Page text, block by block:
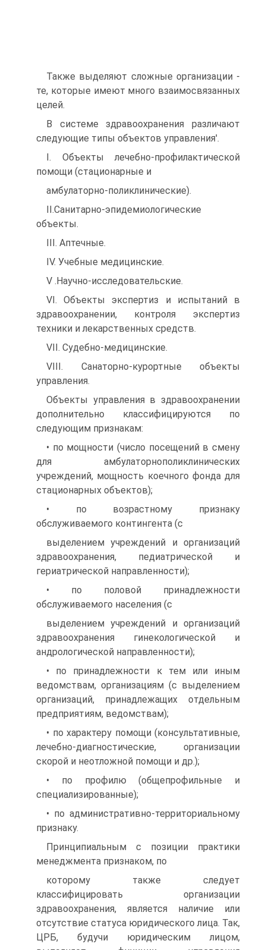
Также выделяют сложные организации -
те, которые имеют много взаимосвязанных
целей.
В системе здравоохранения различают
следующие типы объектов управления'.
I. Объекты лечебно-профилактической
помощи (стационарные и
амбулаторно-поликлинические).
II.Санитарно-эпидемиологические
объекты.
III. Аптечные.
IV. Учебные медицинские.
V .Научно-исследовательские.
VI. Объекты экспертиз и испытаний в
здравоохранении, контроля экспертиз
техники и лекарственных средств.
VII. Судебно-медицинские.
VIII. Санаторно-курортные объекты
управления.
Объекты управления в здравоохранении
дополнительно классифицируются по
следующим признакам:
• по мощности (число посещений в смену
для амбулаторнополиклинических
учреждений, мощность коечного фонда для
стационарных объектов);
• по возрастному признаку
обслуживаемого контингента (с
выделением учреждений и организаций
здравоохранения, педиатрической и
гериатрической направленности);
• по половой принадлежности
обслуживаемого населения (с
выделением учреждений и организаций
здравоохранения гинекологической и
андрологической направленности);
• по принадлежности к тем или иным
ведомствам, организациям (с выделением
организаций, принадлежащих отдельным
предприятиям, ведомствам);
• по характеру помощи (консультативные,
лечебно-диагностические, организации
скорой и неотложной помощи и др.);
• по профилю (общепрофильные и
специализированные);
• по административно-территориальному
признаку.
Принципиальным с позиции практики
менеджмента признаком, по
которому также следует
классифицировать организации
здравоохранения, является наличие или
отсутствие статуса юридического лица. Так,
ЦРБ, будучи юридическим лицом,